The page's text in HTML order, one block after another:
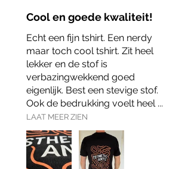
Cool en goede kwaliteit!
Echt een fijn tshirt. Een nerdy
maar toch cool tshirt. Zit heel
lekker en de stof is
verbazingwekkend goed
eigenlijk. Best een stevige stof.
Ook de bedrukking voelt heel ...
LAAT MEER ZIEN